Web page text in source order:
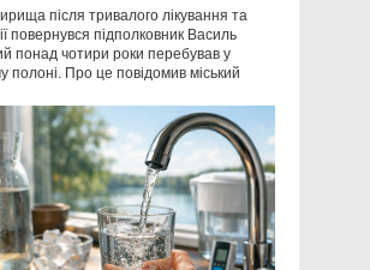
після тривалого лікування та
повернувся підполковник Василь
понад чотири роки перебував у
полоні. Про це повідомив міський